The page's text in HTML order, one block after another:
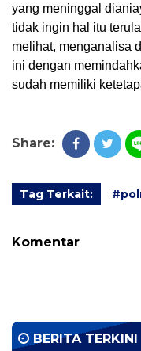
yang meninggal
tidak ingin hal itu
melihat, menganalisa
ini dengan
sudah memiliki
Share:
Tag Terkait:
Komentar
BERITA TERKINI